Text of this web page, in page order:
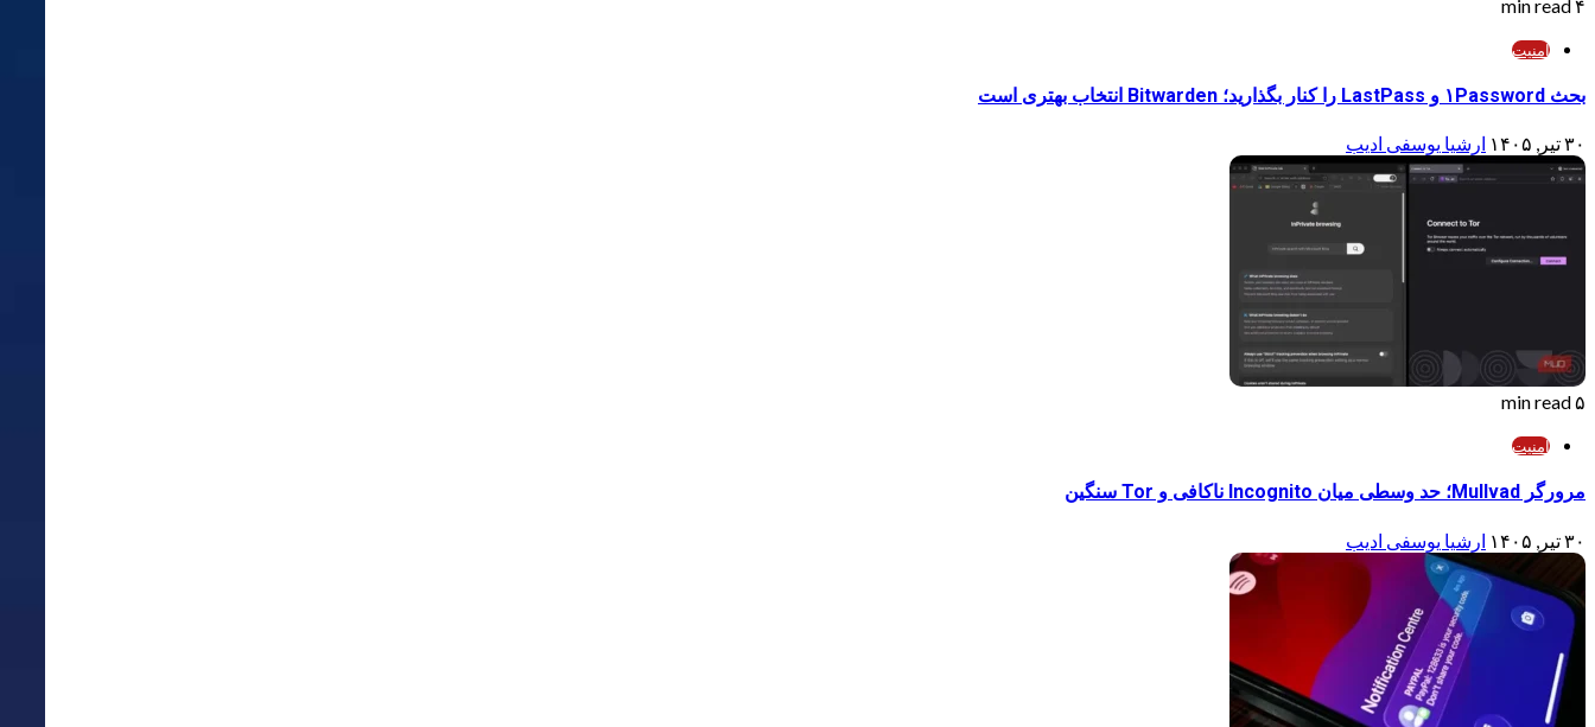
۴ min read
امنیت
بحث ۱Password و LastPass را کنار بگذارید؛ Bitwarden انتخاب بهتری است
۳۰ تیر, ۱۴۰۵ ارشیا یوسفی ادیب
۵ min read
امنیت
مرورگر Mullvad؛ حد وسطی میان Incognito ناکافی و Tor سنگین
۳۰ تیر, ۱۴۰۵ ارشیا یوسفی ادیب